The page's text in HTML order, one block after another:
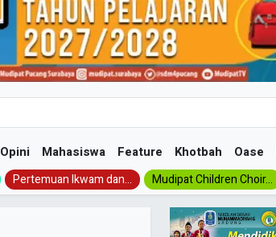
Opini Mahasiswa Feature Khotbah Oase
Pertemuan Ikwam dan... Mudipat Children Choir...